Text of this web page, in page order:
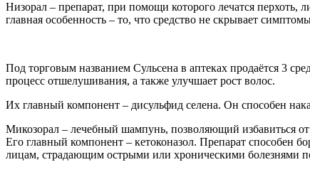
Низорал – препарат, при помощи которого лечатся перхоть,
главная особенность – то, что средство не скрывает
Под торговым названием Сульсена в аптеках продаётся 3
процесс отшелушивания, а также улучшает рост волос.
Их главный компонент – дисульфид селена. Он способен
Микозорал – лечебный шампунь, позволяющий избавиться
Его главный компонент – кетоконазол. Препарат способен
лицам, страдающим острыми или хроническими болезнями